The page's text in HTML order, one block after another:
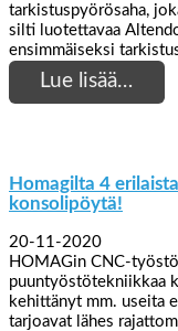
tarkistuspyörösaha,
silti luotettavaa
ensimmäiseksi
Lue lisää…
Homagilta 4
konsolipöytä!
20-11-2020
HOMAGin CNC-
puuntyöstötekniikkaa
kehittänyt mm. useita
tarjoavat lähes